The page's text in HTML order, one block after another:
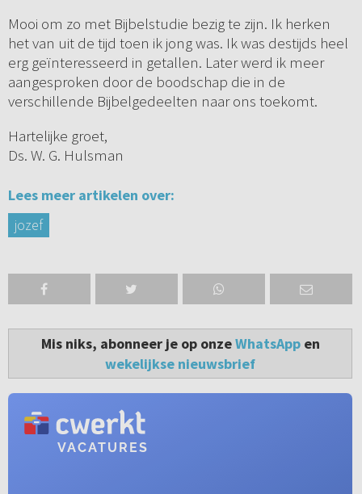
Mooi om zo met Bijbelstudie bezig te zijn. Ik herken
het van uit de tijd toen ik jong was. Ik was destijds heel
erg geïnteresseerd in getallen. Later werd ik meer
aangesproken door de boodschap die in de
verschillende Bijbelgedeelten naar ons toekomt.
Hartelijke groet,
Ds. W. G. Hulsman
Lees meer artikelen over:
jozef
Mis niks, abonneer je op onzeWhatsAppen
wekelijkse nieuwsbrief